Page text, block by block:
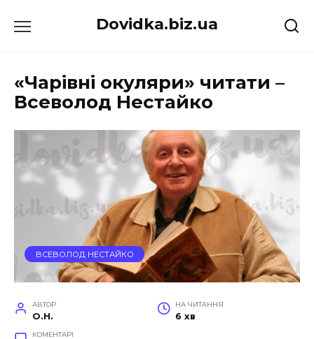
до
Dovidka.biz.ua
«Чарівні окуляри» читати –
Всеволод Нестайко
ВСЕВОЛОД НЕСТАЙКО
АВТОР
O.H.
НА ЧИТАННЯ
6 хв
КОМЕНТАРІ